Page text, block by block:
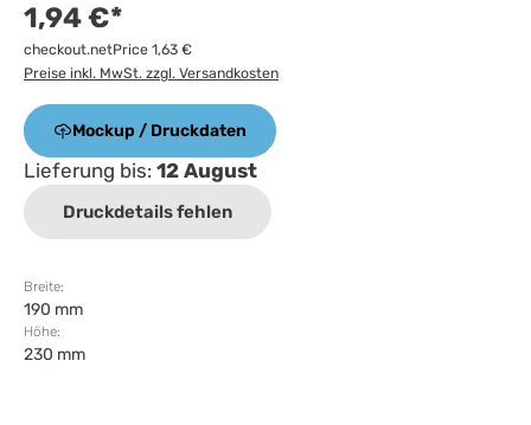
1,94 €*
checkout.netPrice 1,63 €
Preise inkl. MwSt. zzgl. Versandkosten
Mockup / Druckdaten
Lieferung bis: 12 August
Druckdetails fehlen
Breite:
190 mm
Höhe:
230 mm